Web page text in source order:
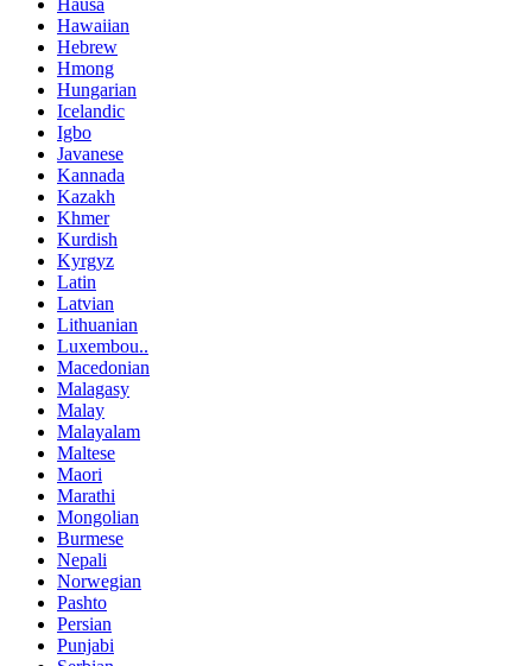
Hawaiian
Hebrew
Hmong
Hungarian
Icelandic
Igbo
Javanese
Kannada
Kazakh
Khmer
Kurdish
Kyrgyz
Latin
Latvian
Lithuanian
Luxembou..
Macedonian
Malagasy
Malay
Malayalam
Maltese
Maori
Marathi
Mongolian
Burmese
Nepali
Norwegian
Pashto
Persian
Punjabi